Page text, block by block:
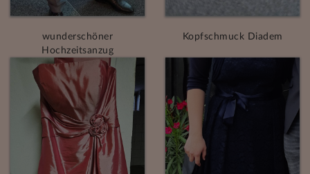
wunderschöner
Hochzeitsanzug
Kopfschmuck Diadem